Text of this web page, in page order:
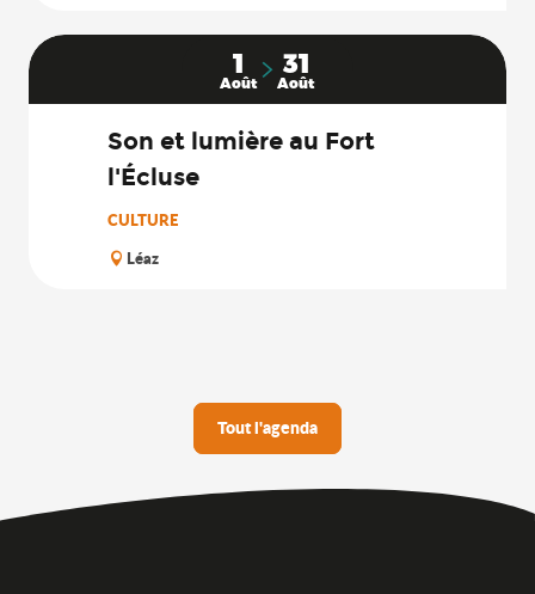
1
Août
31
Août
Son et lumière au Fort
l'Écluse
CULTURE
Léaz
Tout l'agenda